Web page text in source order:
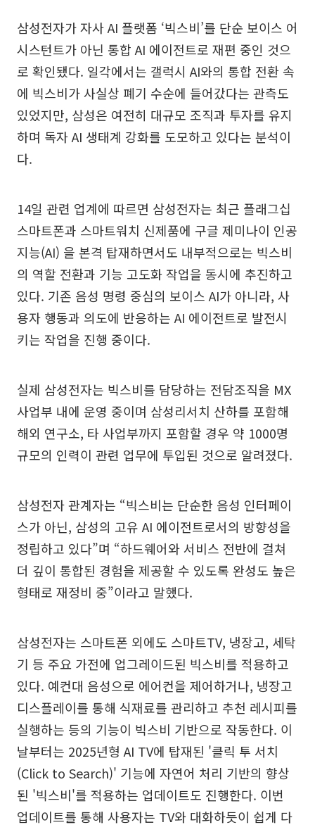
삼성전자가 자사 AI 플랫폼 ‘빅스비’를 단순 보이스 어
시스턴트가 아닌 통합 AI 에이전트로 재편 중인 것으
로 확인됐다. 일각에서는 갤럭시 AI와의 통합 전환 속
에 빅스비가 사실상 폐기 수순에 들어갔다는 관측도
있었지만, 삼성은 여전히 대규모 조직과 투자를 유지
하며 독자 AI 생태계 강화를 도모하고 있다는 분석이
다.
14일 관련 업계에 따르면 삼성전자는 최근 플래그십
스마트폰과 스마트워치 신제품에 구글 제미나이 인공
지능(AI) 을 본격 탑재하면서도 내부적으로는 빅스비
의 역할 전환과 기능 고도화 작업을 동시에 추진하고
있다. 기존 음성 명령 중심의 보이스 AI가 아니라, 사
용자 행동과 의도에 반응하는 AI 에이전트로 발전시
키는 작업을 진행 중이다.
실제 삼성전자는 빅스비를 담당하는 전담조직을 MX
사업부 내에 운영 중이며 삼성리서치 산하를 포함해
해외 연구소, 타 사업부까지 포함할 경우 약 1000명
규모의 인력이 관련 업무에 투입된 것으로 알려졌다.
삼성전자 관계자는 “빅스비는 단순한 음성 인터페이
스가 아닌, 삼성의 고유 AI 에이전트로서의 방향성을
정립하고 있다”며 “하드웨어와 서비스 전반에 걸쳐
더 깊이 통합된 경험을 제공할 수 있도록 완성도 높은
형태로 재정비 중”이라고 말했다.
삼성전자는 스마트폰 외에도 스마트TV, 냉장고, 세탁
기 등 주요 가전에 업그레이드된 빅스비를 적용하고
있다. 예컨대 음성으로 에어컨을 제어하거나, 냉장고
디스플레이를 통해 식재료를 관리하고 추천 레시피를
실행하는 등의 기능이 빅스비 기반으로 작동한다. 이
날부터는 2025년형 AI TV에 탑재된 '클릭 투 서치
(Click to Search)' 기능에 자연어 처리 기반의 향상
된 '빅스비'를 적용하는 업데이트도 진행한다. 이번
업데이트를 통해 사용자는 TV와 대화하듯이 쉽게 다